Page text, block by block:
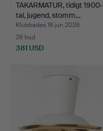
TAKARMATUR, tidigt 1900-
tal, jugend, stomm…
Klubbades 16 jun 2026
26 bud
381 USD